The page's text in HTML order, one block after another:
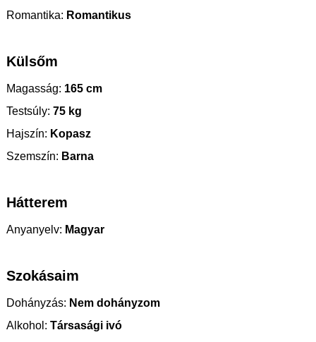
Romantika: Romantikus
Külsőm
Magasság: 165 cm
Testsúly: 75 kg
Hajszín: Kopasz
Szemszín: Barna
Hátterem
Anyanyelv: Magyar
Szokásaim
Dohányzás: Nem dohányzom
Alkohol: Társasági ivó